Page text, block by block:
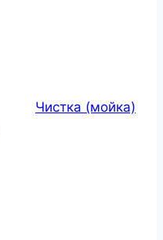
Чистка (мойка)